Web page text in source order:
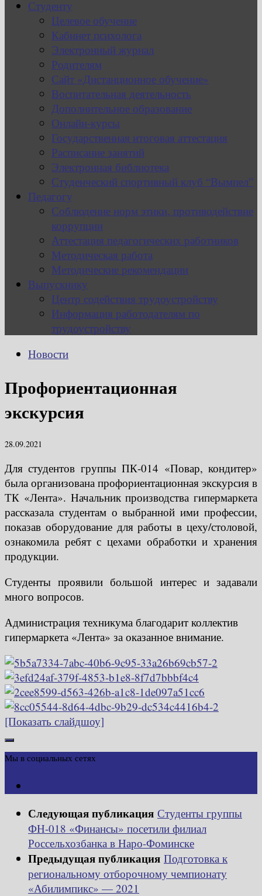
Студенту
Целевое обучение
Кабинет психолога
Электронный журнал
Родителям
Сайт «Дистанционное обучение»
Воспитательная деятельность
Дополнительное образование
Онлайн-курсы
Государственная итоговая аттестация
Расписание занятий
Электронная библиотека
Студенческий спортивный клуб “Вымпел”
Педагогу
Соблюдение норм этики, противодействие
коррупции
Аттестация педагогических работников
Методическая работа
Методические рекомендации
Выпускнику
Центр содействия трудоустройству
Информация работодателям по
трудоустройству
Новости
Профориентационная
экскурсия
28.09.2021
Для студентов группы ПК-014 «Повар, кондитер»
была организована профориентационная экскурсия в
ТК «Лента». Начальник производства гипермаркета
рассказала студентам о выбранной ими профессии,
показав оборудование для работы в цеху/столовой,
ознакомила ребят с цехами обработки и хранения
продукции.
Студенты проявили большой интерес и задавали
много вопросов.
Администрация техникума благодарит коллектив
гипермаркета «Лента» за оказанное внимание.
[Показать слайдшоу]
Мы в социальных сетях
Следующая публикация Студенты группы
ФН-018 «Финансы» посетили филиал
Россельхозбанка в Наро-Фоминске
Предыдущая публикация Подготовка к
региональному отборочному чемпионату
«Абилимпикс» — 2021